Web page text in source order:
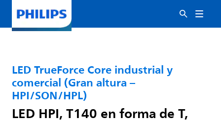
LED TrueForce Core industrial y
comercial (Gran altura –
HPI/SON/HPL)
LED HPI, T140 en forma de T,